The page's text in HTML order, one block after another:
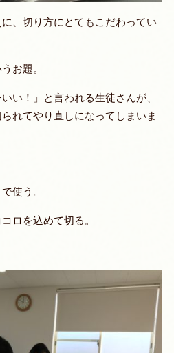
、切り方にとてもこだわってい
お題。
い！」と言われる生徒さんが、
れてやり直しになってしまいま
使う。
ロを込めて切る。